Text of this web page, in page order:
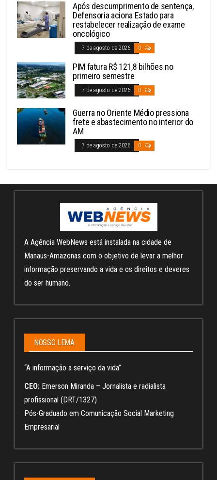
Após descumprimento de sentença,
Defensoria aciona Estado para
restabelecer realização de exame
oncológico
7 de agosto de 2026 0
PIM fatura R$ 121,8 bilhões no
primeiro semestre
7 de agosto de 2026 0
Guerra no Oriente Médio pressiona
frete e abastecimento no interior do
AM
7 de agosto de 2026 0
A Agência WebNews está instalada na cidade de
Manaus-Amazonas com o objetivo de levar a melhor
informação preservando a vida e os direitos e deveres
do ser humano.
NOSSO LEMA:
“A informação a serviço da vida”
CEO: Emerson Miranda – Jornalista e radialista
profissional (DRT/1327)
Pós-Graduado em Comunicação Social Marketing
Empresarial